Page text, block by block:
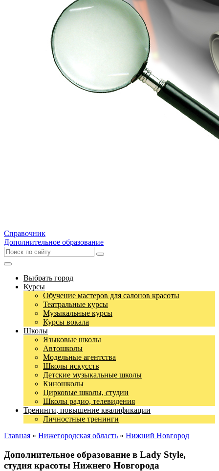
Справочник
Дополнительное образование
Выбрать город
Курсы
Обучение мастеров для салонов красоты
Театральные курсы
Музыкальные курсы
Курсы вокала
Школы
Языковые школы
Автошколы
Модельные агентства
Школы искусств
Детские музыкальные школы
Киношколы
Цирковые школы, студии
Школы радио, телевидения
Тренинги, повышение квалификации
Личностные тренинги
Главная » Нижегородская область » Нижний Новгород
Дополнительное образование в Lady Style,
студия красоты Нижнего Новгорода